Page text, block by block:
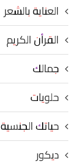
العناية بالشعر
القرأن الكريم
جمالك
حلويات
حياتك الجنسية
ديكور